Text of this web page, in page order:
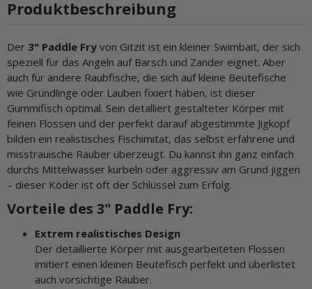
Produktbeschreibung
Der 3" Paddle Fry von Gitzit ist ein kleiner Swimbait, der sich
speziell für das Angeln auf Barsch und Zander eignet. Aber
auch für andere Raubfische, die sich auf kleine Beutefische
wie Gründlinge oder Lauben fixiert haben, ist dieser
Gummifisch optimal. Sein detalliert gestalteter Körper mit
feinen Flossen und der perfekt darauf abgestimmte Jigkopf
bilden ein realistisches Fischimitat, das selbst erfahrene und
misstrauische Räuber überzeugt. Du kannst ihn ganz einfach
durchs Mittelwasser kurbeln oder aggressiv am Grund jiggen
– dieser Köder ist oft der Schlüssel zum Erfolg.
Vorteile des 3" Paddle Fry:
Extrem realistisches Design
Der detaillierte Körper mit ausgearbeiteten Flossen
imitiert einen kleinen Beutefisch perfekt und überlistet
auch vorsichtige Räuber.